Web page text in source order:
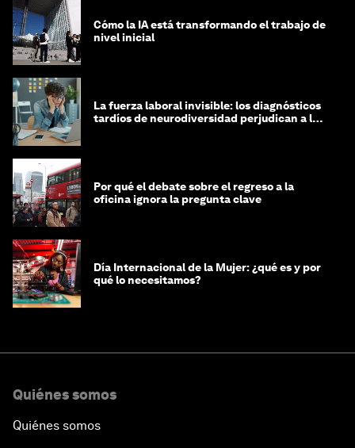
Cómo la IA está transformando el trabajo de
nivel inicial
La fuerza laboral invisible: los diagnósticos
tardíos de neurodiversidad perjudican a las
Por qué el debate sobre el regreso a la
oficina ignora la pregunta clave
Día Internacional de la Mujer: ¿qué es y por
qué lo necesitamos?
Quiénes somos
Quiénes somos